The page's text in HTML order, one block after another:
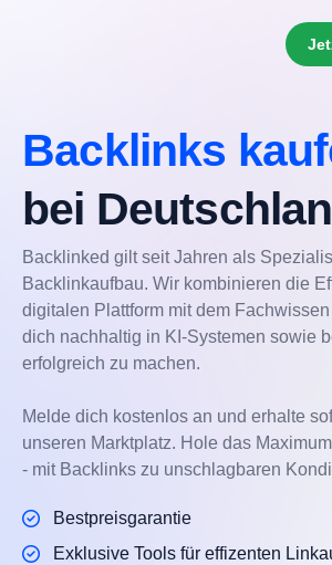
Backlinks
bei
Backlinked gilt seit Jahren als
Backlinkaufbau. Wir kombinieren die
digitalen Plattform mit dem
dich nachhaltig in KI-Systemen sowie
erfolgreich zu machen.
Melde dich kostenlos an und erhalte
unseren Marktplatz. Hole das
- mit Backlinks zu unschlagbaren
Bestpreisgarantie
Exklusive Tools für effizenten